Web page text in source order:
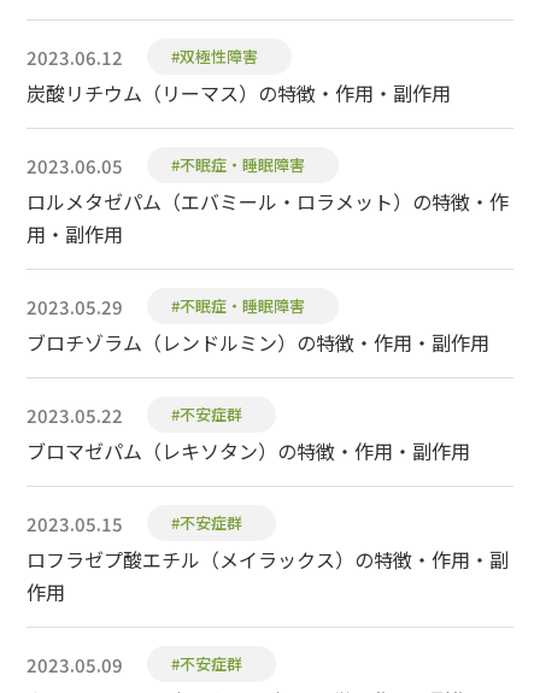
2023.06.12 #双極性障害
炭酸リチウム（リーマス）の特徴・作用・副作用
2023.06.05 #不眠症・睡眠障害
ロルメタゼパム（エバミール・ロラメット）の特徴・作
用・副作用
2023.05.29 #不眠症・睡眠障害
ブロチゾラム（レンドルミン）の特徴・作用・副作用
2023.05.22 #不安症群
ブロマゼパム（レキソタン）の特徴・作用・副作用
2023.05.15 #不安症群
ロフラゼプ酸エチル（メイラックス）の特徴・作用・副
作用
2023.05.09 #不安症群